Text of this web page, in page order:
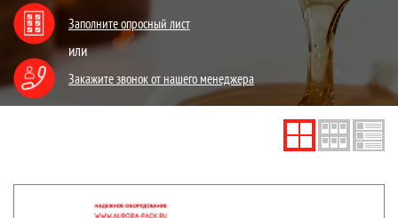
Заполните опросный лист
или
Закажите звонок от нашего менеджера